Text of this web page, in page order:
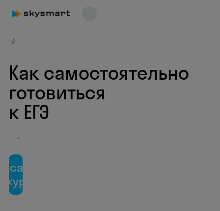
Английский
Как самостоятельно
готовиться
к ЕГЭ
курсы